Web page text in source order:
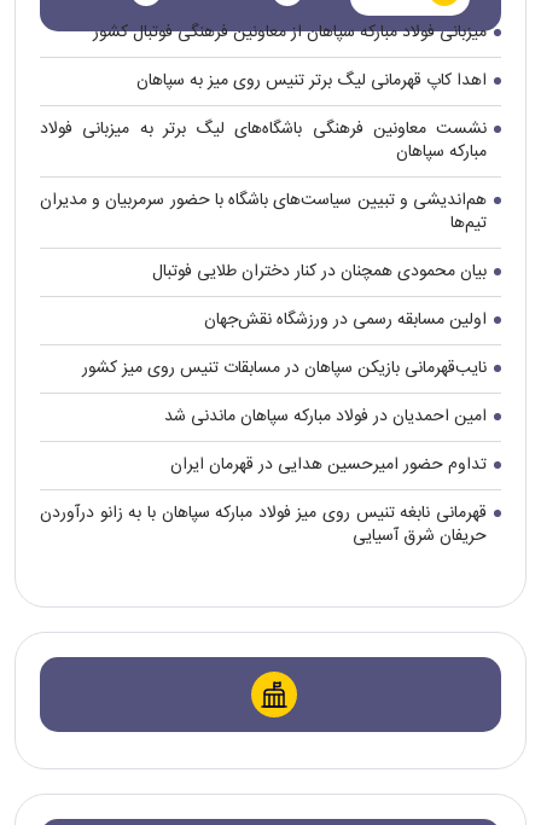
میزبانی فولاد مبارکه سپاهان از معاونین فرهنگی فوتبال کشور
اهدا کاپ قهرمانی لیگ برتر تنیس روی میز به سپاهان
نشست معاونین فرهنگی باشگاه‌های لیگ برتر به میزبانی فولاد
مبارکه سپاهان
هم‌اندیشی و تبیین سیاست‌های باشگاه با حضور سرمربیان و مدیران
تیم‌ها
بیان محمودی همچنان در کنار دختران طلایی فوتبال
اولین مسابقه رسمی در ورزشگاه نقش‌جهان
نایب‌قهرمانی بازیکن سپاهان در مسابقات تنیس روی میز کشور
امین احمدیان در فولاد مبارکه سپاهان ماندنی شد
تداوم حضور امیرحسین هدایی در قهرمان ایران
قهرمانی نابغه تنیس روی میز فولاد مبارکه سپاهان با به زانو درآوردن
حریفان شرق آسیایی